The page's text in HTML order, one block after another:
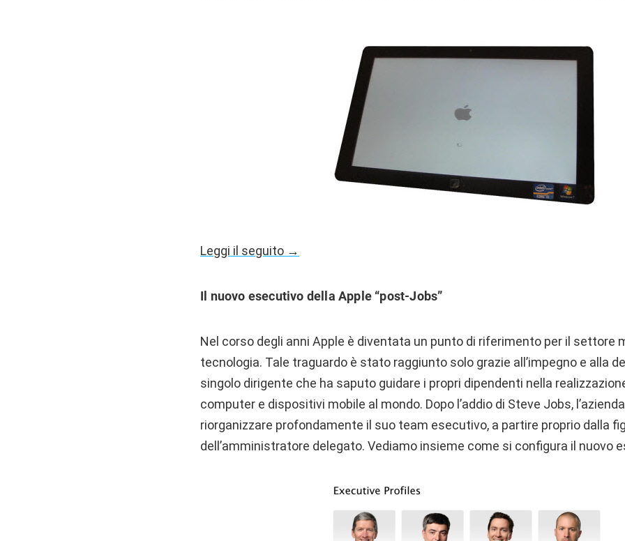
Leggi il seguito →
Il nuovo esecutivo della Apple “post-Jobs”
Nel corso degli anni Apple è diventata un punto di riferimento per il settore
tecnologia. Tale traguardo è stato raggiunto solo grazie all’impegno e alla
singolo dirigente che ha saputo guidare i propri dipendenti nella
computer e dispositivi mobile al mondo. Dopo l’addio di Steve Jobs,
riorganizzare profondamente il suo team esecutivo, a partire proprio dalla
dell’amministratore delegato. Vediamo insieme come si configura il nuovo